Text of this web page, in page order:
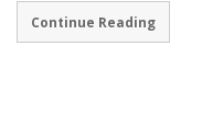
Continue Reading